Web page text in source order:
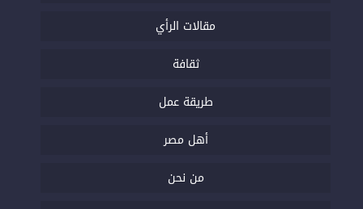
مقالات الرأي
ثقافة
طريقة عمل
أهل مصر
من نحن